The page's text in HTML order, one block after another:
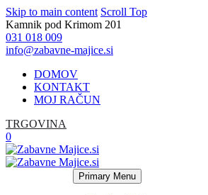
Skip to main content Scroll Top
Kamnik pod Krimom 201
031 018 009
info@zabavne-majice.si
DOMOV
KONTAKT
MOJ RAČUN
TRGOVINA
0
Primary Menu